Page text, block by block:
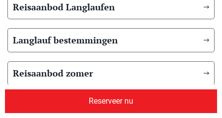
Reserveer nu
Reisaanbod Langlaufen
Langlauf bestemmingen
Reisaanbod zomer
Overig reisaanbod